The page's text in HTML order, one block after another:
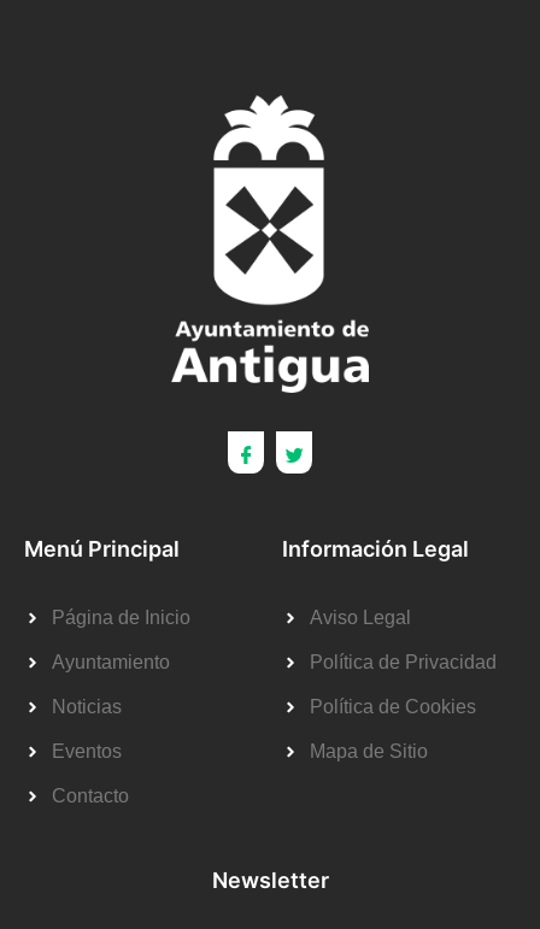
Menú Principal
Página de Inicio
Ayuntamiento
Noticias
Eventos
Contacto
Información Legal
Aviso Legal
Política de Privacidad
Política de Cookies
Mapa de Sitio
Newsletter